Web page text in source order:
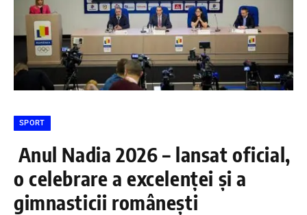
SPORT
Anul Nadia 2026 – lansat oficial,
o celebrare a excelenței și a
gimnasticii românești